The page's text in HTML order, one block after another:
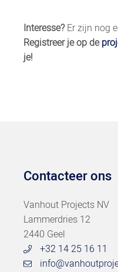
Interesse?Er zijn nog
Registreer je op de
je!
Contacteer ons
Vanhout Projects NV
Lammerdries 12
2440 Geel
+32 14 25 16 11